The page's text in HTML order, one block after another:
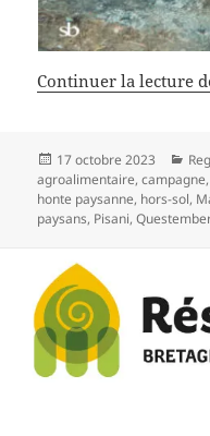
Continuer la lecture
Publié
le
17 octobre 2023
agroalimentaire,campagne
honte paysanne, hors-sol,
paysans, Pisani,